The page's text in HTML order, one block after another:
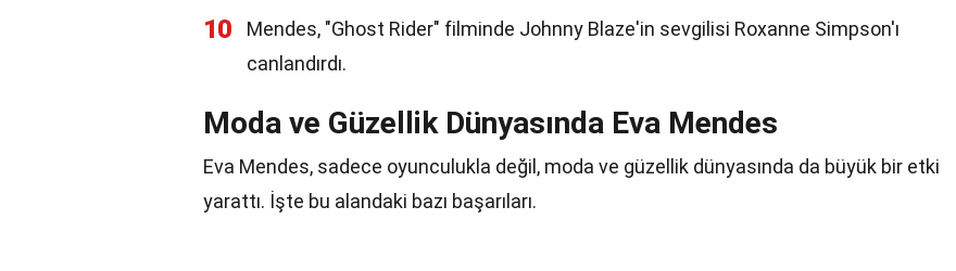
10
Mendes, "Ghost Rider" filminde Johnny Blaze'in sevgilisi Roxanne Simpson'ı
canlandırdı.
Moda ve Güzellik Dünyasında Eva Mendes
Eva Mendes, sadece oyunculukla değil, moda ve güzellik dünyasında da büyük bir etki
yarattı. İşte bu alandaki bazı başarıları.